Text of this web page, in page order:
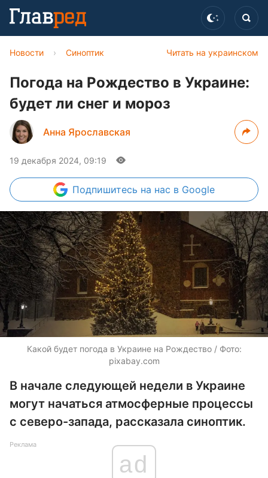
Читать на украинском
Новости › Синоптик
Погода на Рождество в Украине:
будет ли снег и мороз
Анна Ярославская
19 декабря 2024, 09:19
Подпишитесь на нас в Google
Какой будет погода в Украине на Рождество / Фото:
pixabay.com
В начале следующей недели в Украине
могут начаться атмосферные процессы
с северо-запада, рассказала синоптик.
Реклама
ad